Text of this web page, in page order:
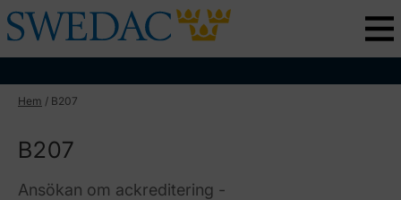
Hem / B207
B207
Ansökan om ackreditering -